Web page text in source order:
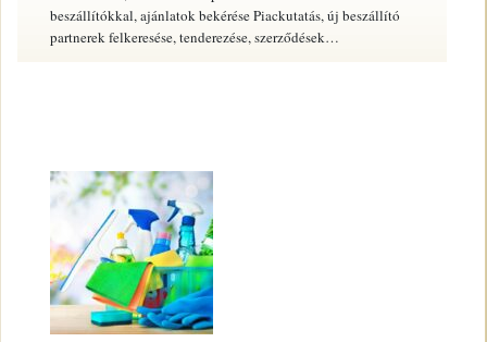
beszállítókkal, ajánlatok bekérése Piackutatás, új beszállító
partnerek felkeresése, tenderezése, szerződések…